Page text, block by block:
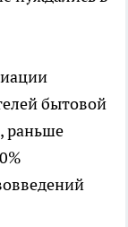
бытовой
раньше